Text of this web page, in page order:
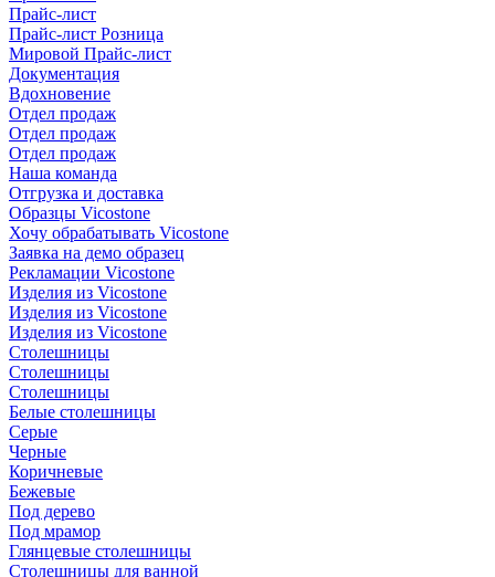
Прайс-лист
Прайс-лист Розница
Мировой Прайс-лист
Документация
Вдохновение
Отдел продаж
Отдел продаж
Отдел продаж
Наша команда
Отгрузка и доставка
Образцы Vicostone
Хочу обрабатывать Vicostone
Заявка на демо образец
Рекламации Vicostone
Изделия из Vicostone
Изделия из Vicostone
Изделия из Vicostone
Столешницы
Столешницы
Столешницы
Белые столешницы
Серые
Черные
Коричневые
Бежевые
Под дерево
Под мрамор
Глянцевые столешницы
Столешницы для ванной